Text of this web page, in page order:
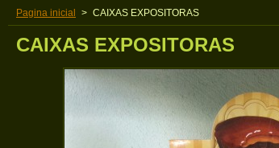
Pagina inicial > CAIXAS EXPOSITORAS
CAIXAS EXPOSITORAS